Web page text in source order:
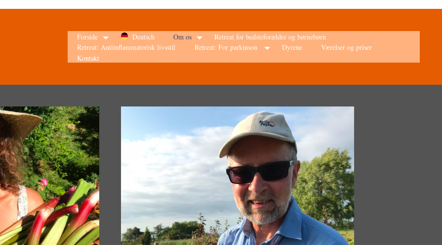
Forside Deutsch Om os
Retreat for bedsteforældre og børnebørn
Retreat: Antiinflammatorisk livsstil
Retreat: For parkinson Dyrene
Værelser og priser
Kontakt